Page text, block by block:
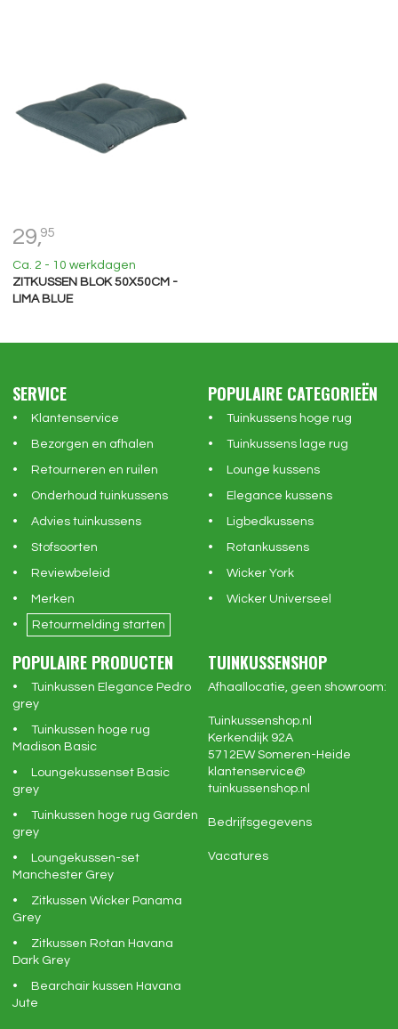
29,95
Ca. 2 - 10 werkdagen
ZITKUSSEN BLOK 50X50CM -
LIMA BLUE
SERVICE
Klantenservice
Bezorgen en afhalen
Retourneren en ruilen
Onderhoud tuinkussens
Advies tuinkussens
Stofsoorten
Reviewbeleid
Merken
Retourmelding starten
POPULAIRE CATEGORIEËN
Tuinkussens hoge rug
Tuinkussens lage rug
Lounge kussens
Elegance kussens
Ligbedkussens
Rotankussens
Wicker York
Wicker Universeel
POPULAIRE PRODUCTEN
Tuinkussen Elegance Pedro
grey
Tuinkussen hoge rug
Madison Basic
Loungekussenset Basic
grey
Tuinkussen hoge rug Garden
grey
Loungekussen-set
Manchester Grey
Zitkussen Wicker Panama
Grey
Zitkussen Rotan Havana
Dark Grey
Bearchair kussen Havana
Jute
TUINKUSSENSHOP
Afhaallocatie, geen showroom:
Tuinkussenshop.nl
Kerkendijk 92A
5712EW Someren-Heide
klantenservice@
tuinkussenshop.nl
Bedrijfsgegevens
Vacatures